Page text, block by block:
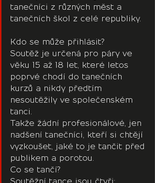
tanečníci z různých měst a
tanečních škol z celé republiky.
Kdo se může přihlásit?
Soutěž je určená pro páry ve
věku 15 až 18 let, které letos
poprvé chodí do tanečních
kurzů a nikdy předtím
nesoutěžily ve společenském
tanci.
Takže žádní profesionálové, jen
nadšení tanečníci, kteří si chtějí
vyzkoušet, jaké to je tančit před
publikem a porotou.
Co se tančí?
Soutěžní tance jsou čtyři: